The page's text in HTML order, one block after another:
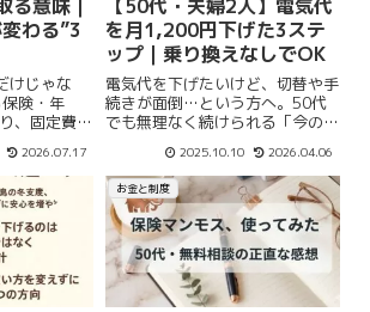
意味｜
わる”3
けじゃな
険・年
、固定費が
実体験を3
た。
2026.07.17
【50代・夫婦2人】電気代
を月1,200円下げた3ステ
ップ｜乗り換えなしでOK
電気代を下げたいけど、切替や手
続きが面倒…という方へ。50代
でも無理なく続けられる「今の契
法を3ステップで紹介します。
2025.10.10 2026.04.06
お金と制度